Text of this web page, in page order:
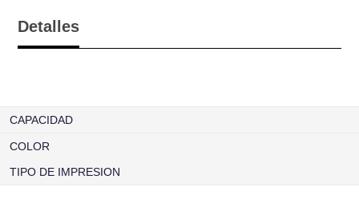
Detalles
CAPACIDAD
COLOR
TIPO DE IMPRESION